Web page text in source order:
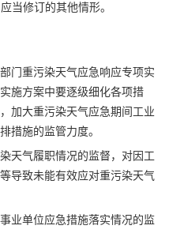
当修订的其他情形。
门重污染天气应急响应专项实
施方案中要逐级细化各项措
加大重污染天气应急期间工业
措施的监管力度。
天气履职情况的监督，对因工
导致未能有效应对重污染天气
业单位应急措施落实情况的监